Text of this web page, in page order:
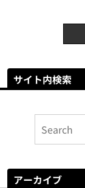
サイト内検索
アーカイブ